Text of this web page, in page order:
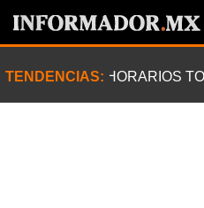
TENDENCIAS: HORARIOS